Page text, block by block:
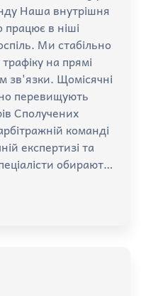
Наша внутрішня
в ніші
Ми стабільно
на прямі
зв'язки. Щомісячні
перевищують
Сполучених
команді
експертизі та
обирают…